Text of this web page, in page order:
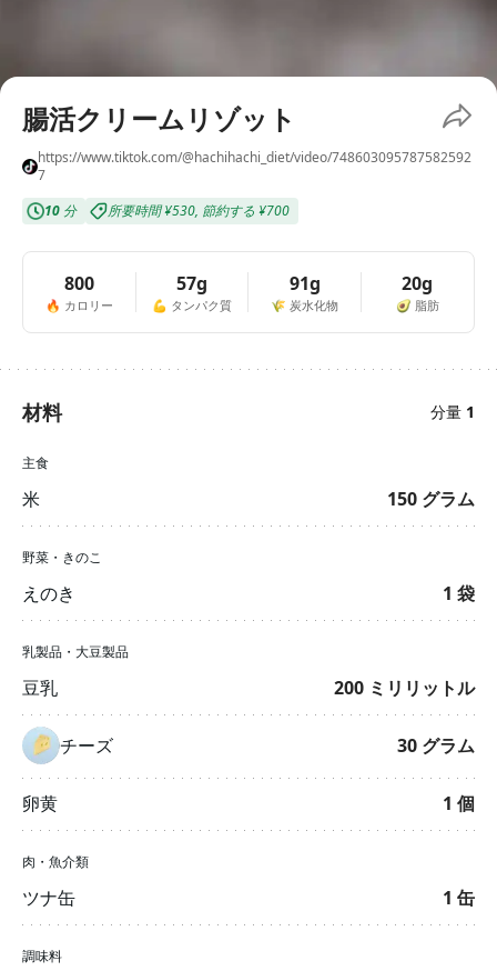
腸活クリームリゾット
https://www.tiktok.com/@hachihachi_diet/video/748603095787582592
7
10 分 所要時間¥530, 節約する ¥700
800
🔥 カロリー
57g
💪 タンパク質
91g
🌾 炭水化物
20g
🥑 脂肪
材料 分量 1
主食
米 150 グラム
野菜・きのこ
えのき 1 袋
乳製品・大豆製品
豆乳 200 ミリリットル
チーズ 30 グラム
卵黄 1 個
肉・魚介類
ツナ缶 1 缶
調味料